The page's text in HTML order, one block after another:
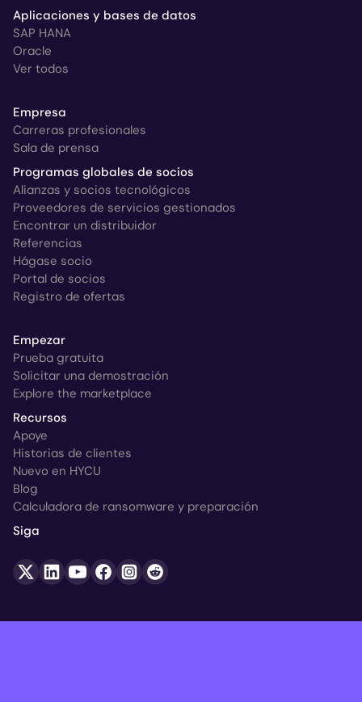
Aplicaciones y bases de datos
SAP HANA
Oracle
Ver todos
Empresa
Carreras profesionales
Sala de prensa
Programas globales de socios
Alianzas y socios tecnológicos
Proveedores de servicios gestionados
Encontrar un distribuidor
Referencias
Hágase socio
Portal de socios
Registro de ofertas
Empezar
Prueba gratuita
Solicitar una demostración
Explore the marketplace
Recursos
Apoye
Historias de clientes
Nuevo en HYCU
Blog
Calculadora de ransomware y preparación
Siga